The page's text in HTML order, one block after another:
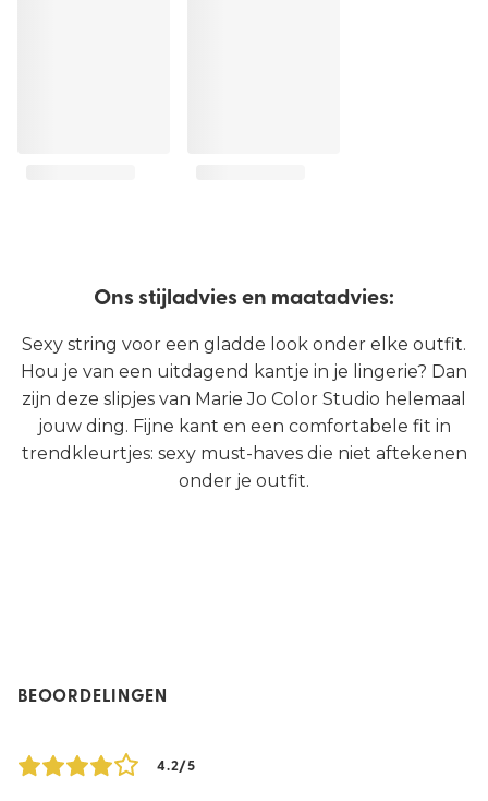
Ons stijladvies en maatadvies:
Sexy string voor een gladde look onder elke outfit.
Hou je van een uitdagend kantje in je lingerie? Dan
zijn deze slipjes van Marie Jo Color Studio helemaal
jouw ding. Fijne kant en een comfortabele fit in
trendkleurtjes: sexy must-haves die niet aftekenen
onder je outfit.
BEOORDELINGEN
4.2/5